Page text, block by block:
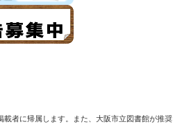
載者に帰属します。また、大阪市立図書館が推奨